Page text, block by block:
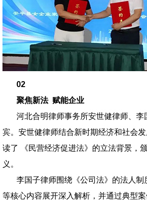
02
聚焦新法 赋能企业
河北合明律师事务所安世健律师、李
宾。安世健律师结合新时期经济和社会
读了 《民营经济促进法》的立法背景，
义。
李国子律师围绕《公司法》的法人制
等核心内容展开深入解析，并通过典型